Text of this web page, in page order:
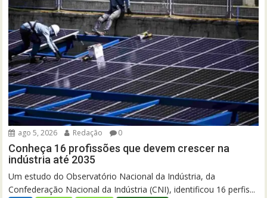
ago 5, 2026 Redação 0
Conheça 16 profissões que devem crescer na
indústria até 2035
Um estudo do Observatório Nacional da Indústria, da
Confederação Nacional da Indústria (CNI), identificou 16 perfis...